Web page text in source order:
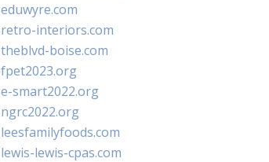
eduwyre.com
retro-interiors.com
theblvd-boise.com
fpet2023.org
e-smart2022.org
ngrc2022.org
leesfamilyfoods.com
lewis-lewis-cpas.com